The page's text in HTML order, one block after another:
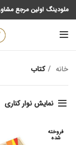
ملودینگ اولین مرجع
خانه کتاب
نمایش نوار کناری
فروخته
شده